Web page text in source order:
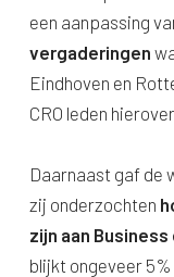
een aanpassing
vergaderingen
Eindhoven en
CRO leden
Daarnaast gaf de
zij onderzochten
zijn aan
blijkt ongeveer